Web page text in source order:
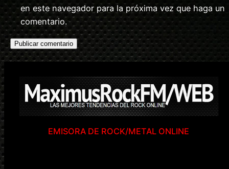
en este navegador para la próxima vez que haga un
comentario.
EMISORA DE ROCK/METAL ONLINE